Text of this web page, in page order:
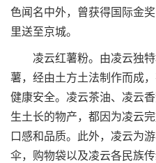
色闻名中外，曾获得国际金
里送至京城。
凌云红薯粉。由凌云独特
薯，经由土方土法制作而成
健康安全。凌云茶油、凌云
生土长的物产，都因为凌云
口感和品质。此外，凌云为
伞，购物袋以及凌云各民族